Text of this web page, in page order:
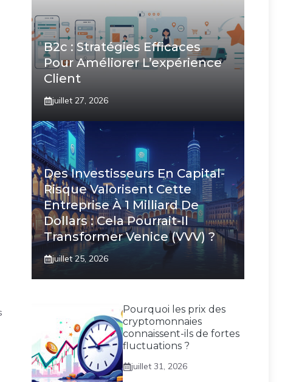
B2c : Stratégies Efficaces
Pour Améliorer L’expérience
Client
juillet 27, 2026
Des Investisseurs En Capital-
Risque Valorisent Cette
Entreprise À 1 Milliard De
Dollars : Cela Pourrait-Il
Transformer Venice (VVV) ?
juillet 25, 2026
Pourquoi les prix des
cryptomonnaies
connaissent-ils de fortes
fluctuations ?
juillet 31, 2026